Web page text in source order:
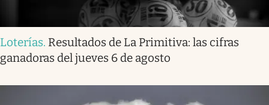
Loterías. Resultados de La Primitiva: las cifras
ganadoras del jueves 6 de agosto